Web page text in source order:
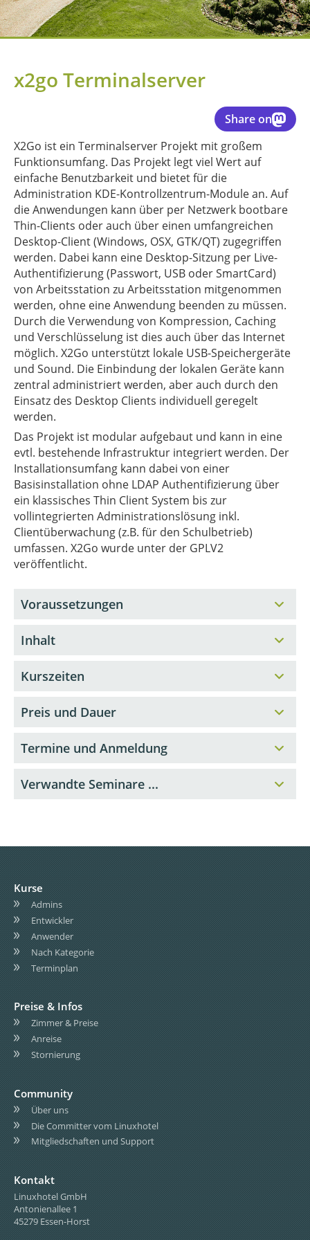
x2go Terminalserver
Share on
X2Go ist ein Terminalserver Projekt mit großem
Funktionsumfang. Das Projekt legt viel Wert auf
einfache Benutzbarkeit und bietet für die
Administration KDE-Kontrollzentrum-Module an. Auf
die Anwendungen kann über per Netzwerk bootbare
Thin-Clients oder auch über einen umfangreichen
Desktop-Client (Windows, OSX, GTK/QT) zugegriffen
werden. Dabei kann eine Desktop-Sitzung per Live-
Authentifizierung (Passwort, USB oder SmartCard)
von Arbeitsstation zu Arbeitsstation mitgenommen
werden, ohne eine Anwendung beenden zu müssen.
Durch die Verwendung von Kompression, Caching
und Verschlüsselung ist dies auch über das Internet
möglich. X2Go unterstützt lokale USB-Speichergeräte
und Sound. Die Einbindung der lokalen Geräte kann
zentral administriert werden, aber auch durch den
Einsatz des Desktop Clients individuell geregelt
werden.
Das Projekt ist modular aufgebaut und kann in eine
evtl. bestehende Infrastruktur integriert werden. Der
Installationsumfang kann dabei von einer
Basisinstallation ohne LDAP Authentifizierung über
ein klassisches Thin Client System bis zur
vollintegrierten Administrationslösung inkl.
Clientüberwachung (z.B. für den Schulbetrieb)
umfassen. X2Go wurde unter der GPLV2
veröffentlicht.
Voraussetzungen
Inhalt
Kurszeiten
Preis und Dauer
Termine und Anmeldung
Verwandte Seminare ...
Kurse
Admins
Entwickler
Anwender
Nach Kategorie
Terminplan
Preise & Infos
Zimmer & Preise
Anreise
Stornierung
Community
Über uns
Die Committer vom Linuxhotel
Mitgliedschaften und Support
Kontakt
Linuxhotel GmbH
Antonienallee 1
45279 Essen-Horst